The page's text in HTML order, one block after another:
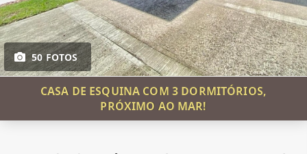
50 FOTOS
CASA DE ESQUINA COM 3 DORMITÓRIOS,
PRÓXIMO AO MAR!